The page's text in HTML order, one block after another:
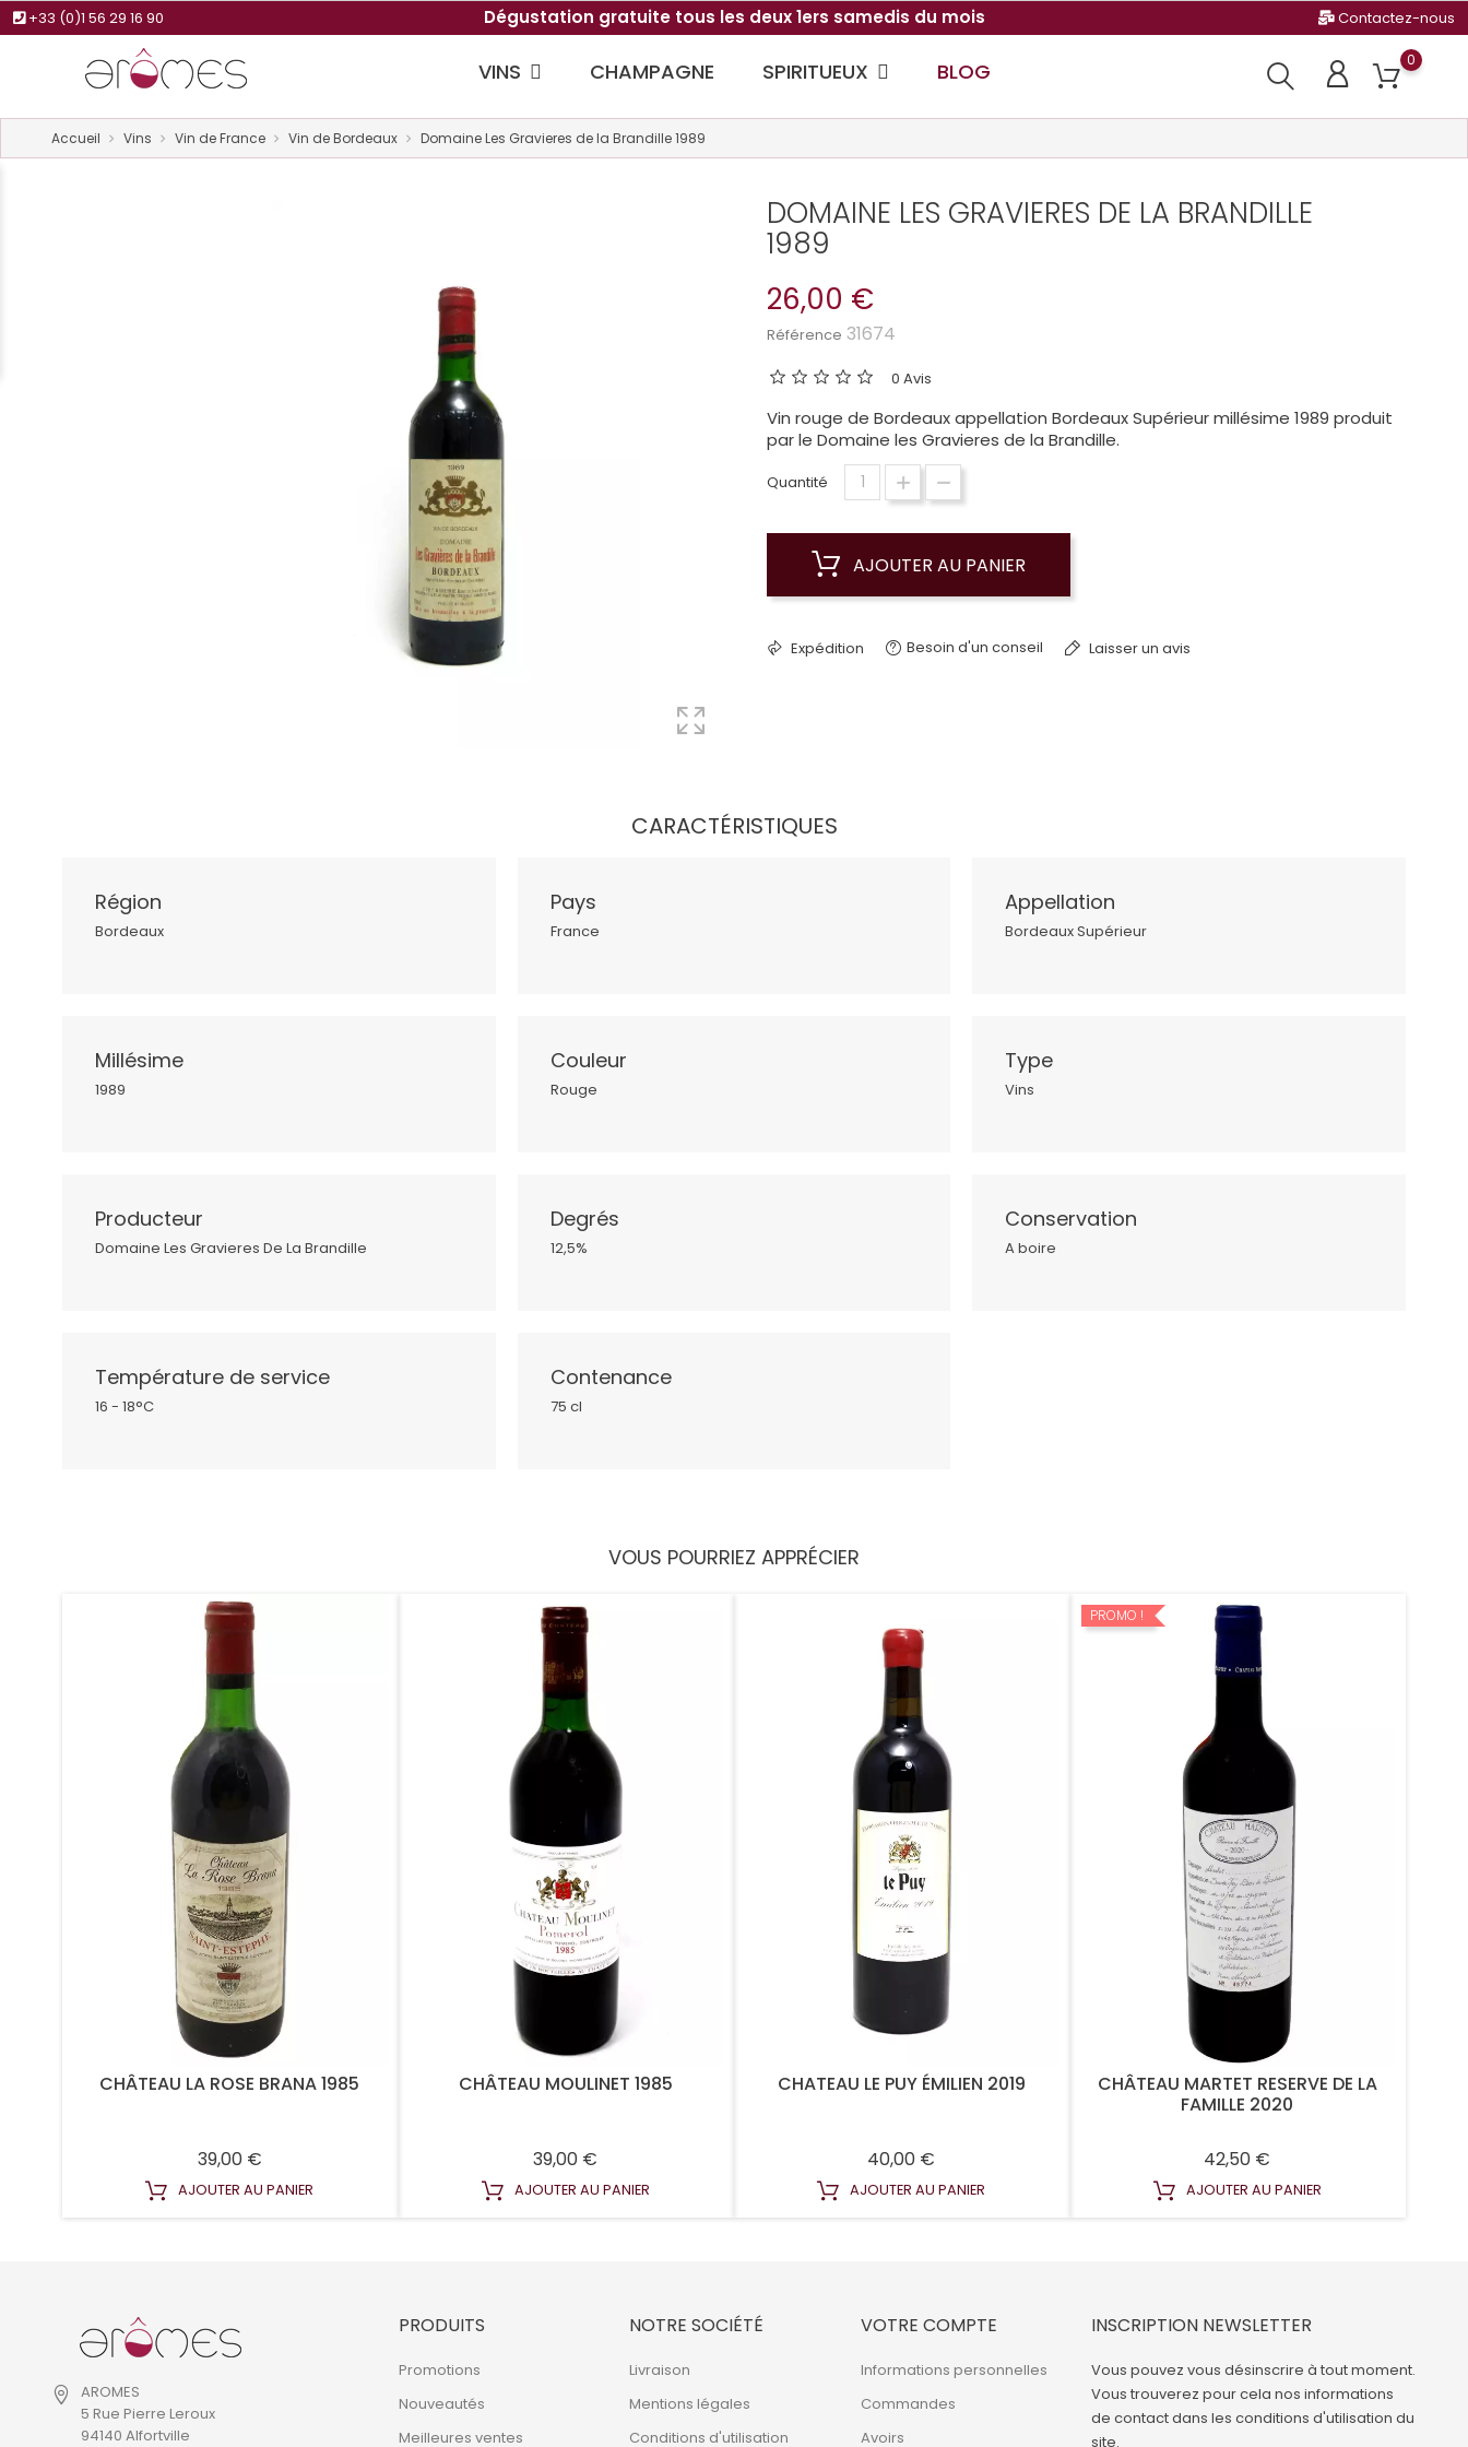
+33 (0)1 56 29 16 90 Dégustation gratuite tous les deux 1ers samedis du mois Contactez-nous
VINS CHAMPAGNE SPIRITUEUX BLOG 0
Accueil Vins Vin de France Vin de Bordeaux Domaine Les Gravieres de la Brandille 1989
DOMAINE LES GRAVIERES DE LA BRANDILLE
1989
26,00 €
Référence 31674
0 Avis
Vin rouge de Bordeaux appellation Bordeaux Supérieur millésime 1989 produit
par le Domaine les Gravieres de la Brandille.
Quantité
AJOUTER AU PANIER
Expédition Besoin d'un conseil Laisser un avis
CARACTÉRISTIQUES
Région
Bordeaux
Pays
France
Appellation
Bordeaux Supérieur
Millésime
1989
Couleur
Rouge
Type
Vins
Producteur
Domaine Les Gravieres De La Brandille
Degrés
12,5%
Conservation
A boire
Température de service
16 - 18°C
Contenance
75 cl
VOUS POURRIEZ APPRÉCIER
CHÂTEAU LA ROSE BRANA 1985
39,00 €Prix
AJOUTER AU PANIER
CHÂTEAU MOULINET 1985
39,00 €
AJOUTER AU PANIER
CHATEAU LE PUY ÉMILIEN 2019
40,00 €
AJOUTER AU PANIER
PROMO !
CHÂTEAU MARTET RESERVE DE LA
FAMILLE 2020
42,50 €
AJOUTER AU PANIER
AROMES
5 Rue Pierre Leroux
94140 Alfortville
PRODUITS
Promotions
Nouveautés
Meilleures ventes
NOTRE SOCIÉTÉ
Livraison
Mentions légales
Conditions d'utilisation
VOTRE COMPTE
Informations personnelles
Commandes
Avoirs
INSCRIPTION NEWSLETTER
Vous pouvez vous désinscrire à tout moment.
Vous trouverez pour cela nos informations
de contact dans les conditions d'utilisation du
site.